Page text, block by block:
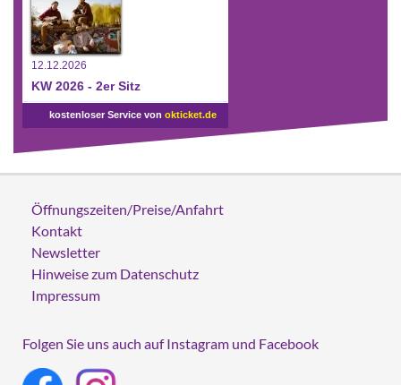
12.12.2026
KW 2026 - 2er Sitz
kostenloser Service von okticket.de
Öffnungszeiten/Preise/Anfahrt
Kontakt
Newsletter
Hinweise zum Datenschutz
Impressum
Folgen Sie uns auch auf Instagram und Facebook